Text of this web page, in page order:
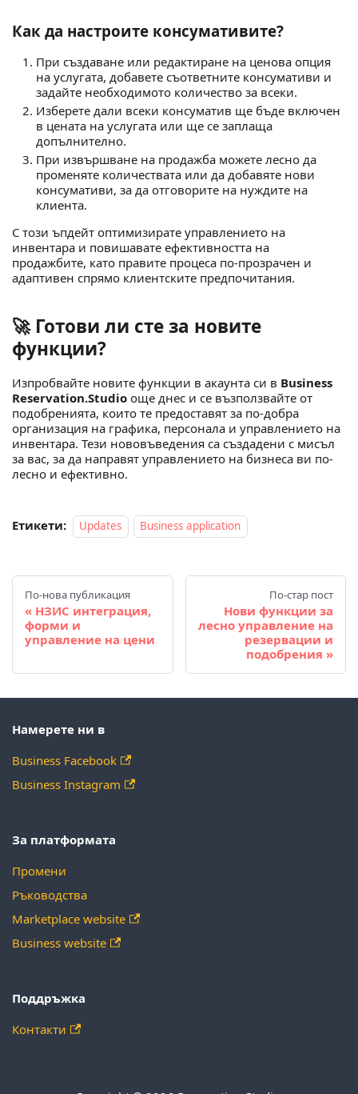
Как да настроите консумативите?
При създаване или редактиране на ценова опция
на услугата, добавете съответните консумативи и
задайте необходимото количество за всеки.
Изберете дали всеки консуматив ще бъде включен
в цената на услугата или ще се заплаща
допълнително.
При извършване на продажба можете лесно да
променяте количествата или да добавяте нови
консумативи, за да отговорите на нуждите на
клиента.
С този ъпдейт оптимизирате управлението на
инвентара и повишавате ефективността на
продажбите, като правите процеса по-прозрачен и
адаптивен спрямо клиентските предпочитания.
🚀 Готови ли сте за новите
функции?
Изпробвайте новите функции в акаунта си в Business
Reservation.Studio още днес и се възползвайте от
подобренията, които те предоставят за по-добра
организация на графика, персонала и управлението на
инвентара. Тези нововъведения са създадени с мисъл
за вас, за да направят управлението на бизнеса ви по-
лесно и ефективно.
Етикети: Updates Business application
По-нова публикация
НЗИС интеграция,
форми и
управление на цени
По-стар пост
Нови функции за
лесно управление на
резервации и
подобрения
Намерете ни в
Business Facebook
Business Instagram
За платформата
Промени
Ръководства
Marketplace website
Business website
Поддръжка
Контакти